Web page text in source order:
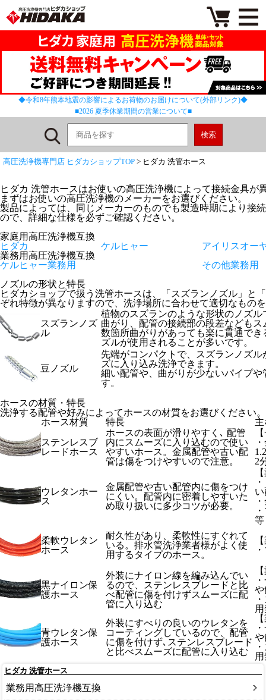
◆令和8年熊本地震の影響によるお荷物のお届けについて(外部リンク)◆
■2026 夏季休業期間の営業について■
高圧洗浄機専門店 ヒダカショップTOP > ヒダカ 洗管ホース
ヒダカ 洗管ホースはお使いの高圧洗浄機によって接続金具が
まずはお使いの高圧洗浄機のメーカーをお選びください。
製品によっては、同じメーカーのものでも製造時期により接
ので、詳細な仕様を必ずご確認ください。
家庭用高圧洗浄機互換
ヒダカ
ケルヒャー
アイリスオー
業務用高圧洗浄機互換
ケルヒャー業務用
その他業務用
ノズルの形状と特長
ヒダカショップで扱う洗管ホースは、「スズランノズル」と
ぞれ特徴が異なりますので、洗浄場所に合わせて適切なもの
スズランノズ
ル
植物のスズランのような形状のノズ
曲がり、配管の接続部の段差なども
数箇所曲がりがあっても楽に貫通で
ズルが使用されることが多いです。
豆ノズル
先端がコンパクトで、スズランノズ
ズに入り込み洗浄できます。
細い配管や、曲がりが少ないパイプ
す。
ホースの材質・特長
洗浄する配管や好みによってホースの材質をお選びください。
ホース材質
特長
ステンレスブ
レードホース
ホースの表面が滑りやすく､ 配管
内にスムーズに入り込むので使い
やすいホース。金属配管や古い配
管は傷をつけやすいので注意。
2
ウレタンホー
ス
金属配管や古い配管内に傷をつけ
にくい。配管内に密着しやすいた
め取り扱いに多少コツが必要。
等
柔軟ウレタン
ホース
耐久性があり、柔軟性にすぐれて
いる。排水管洗浄業者様がよく使
用するタイプのホース。
黒ナイロン保
護ホース
外装にナイロン線を編み込んでい
るので、ステンレスブレードと比
べ配管に傷を付けずスムーズに配
管に入り込む
や
青ウレタン保
護ホース
外装にすべりの良いのウレタンを
コーティングしているので、配管
に傷を付けず､ステンレスブレード
と比べスムーズに配管に入り込む
や
ヒダカ 洗管ホース
業務用高圧洗浄機互換